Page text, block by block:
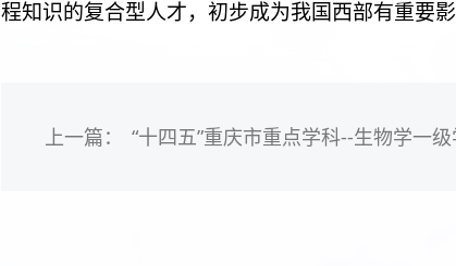
程知识的复合型人才，初步成为我国西部有重要
上一篇： “十四五”重庆市重点学科--生物学一